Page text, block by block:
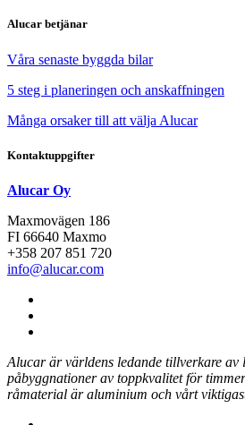
Alucar betjänar
Våra senaste byggda bilar
5 steg i planeringen och anskaffningen
Många orsaker till att välja Alucar
Kontaktuppgifter
Alucar Oy
Maxmovägen 186
FI 66640 Maxmo
+358 207 851 720
info@alucar.com
Alucar är världens ledande tillverkare av
påbyggnationer av toppkvalitet för
råmaterial är aluminium och vårt